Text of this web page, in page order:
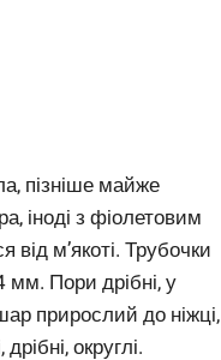
пізніше майже
іноді з фіолетовим
від м’якоті. Трубочки
мм. Пори дрібні, у
прирослий до ніжці,
округлі.